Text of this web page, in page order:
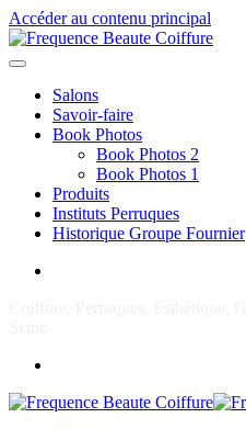
Accéder au contenu principal
Salons
Savoir-faire
Book Photos
Book Photos 2
Book Photos 1
Produits
Instituts Perruques
Historique Groupe Fournier